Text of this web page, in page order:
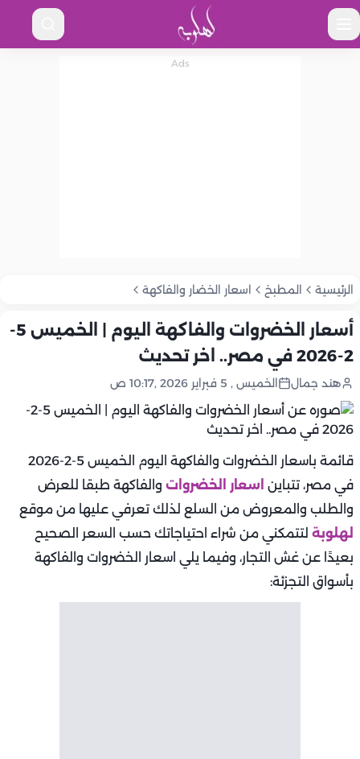
الرئيسية المطبخ اسعار الخضار والفاكهة
أسعار الخضروات والفاكهة اليوم | الخميس 5-
2-2026 في مصر.. اخر تحديث
هند جمال الخميس , 5 فبراير 2026 ,10:17 ص
قائمة باسعار الخضروات والفاكهة اليوم الخميس 5-2-2026
في مصر، تتباين اسعار الخضروات والفاكهة طبقا للعرض
والطلب والمعروض من السلع لذلك تعرفي عليها من موقع
لهلوبة لتتمكني من شراء احتياجاتك حسب السعر الصحيح
بعيدًا عن غش التجار، وفيما يلي اسعار الخضروات والفاكهة
بأسواق التجزئة: